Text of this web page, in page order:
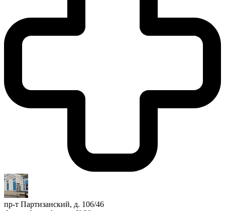
пр-т Партизанский, д. 106/46